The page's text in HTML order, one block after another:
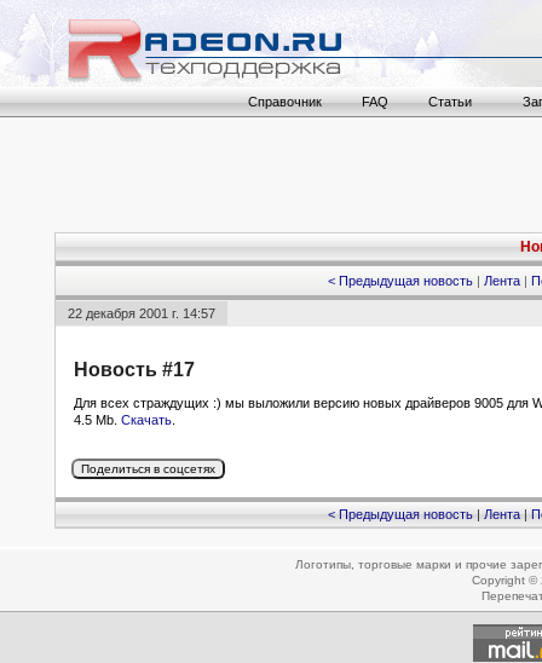
Справочник FAQ Статьи
< Предыдущая новость | Лента |
22 декабря 2001 г. 14:57
Новость #17
Для всех страждущих :) мы выложили версию новых драйверов 9005 для
4.5 Mb. Скачать.
< Предыдущая новость Лента|
Логотипы, торговые марки и прочие
Copyright ©